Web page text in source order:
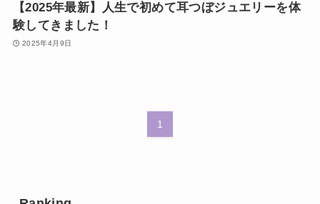
【2025年最新】人生で初めて耳つぼジュエリーを体
験してきました！
2025年4月9日
1